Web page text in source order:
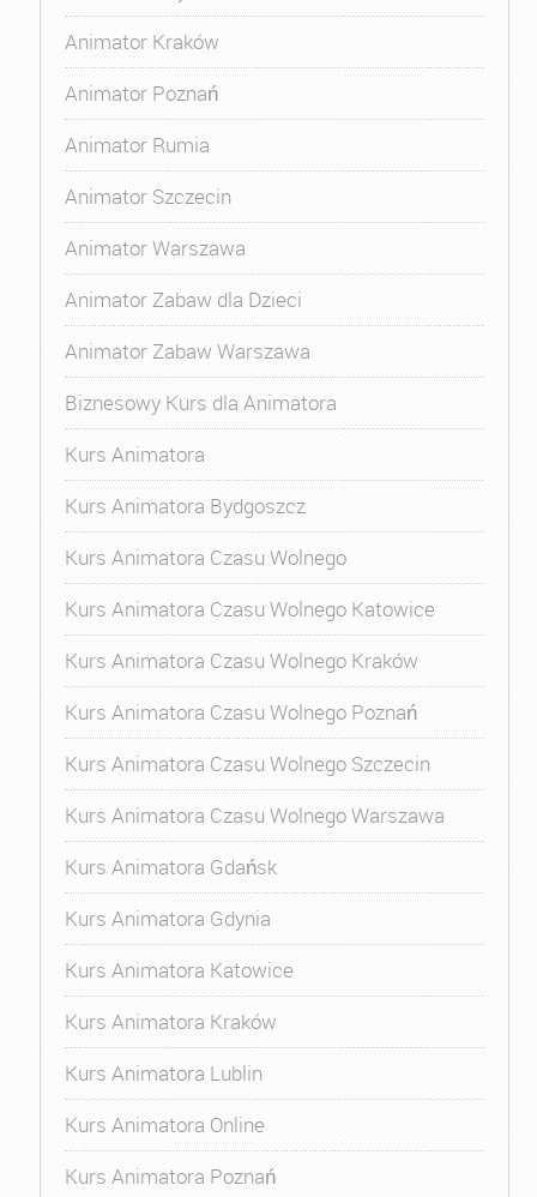
Animator Kraków
Animator Poznań
Animator Rumia
Animator Szczecin
Animator Warszawa
Animator Zabaw dla Dzieci
Animator Zabaw Warszawa
Biznesowy Kurs dla Animatora
Kurs Animatora
Kurs Animatora Bydgoszcz
Kurs Animatora Czasu Wolnego
Kurs Animatora Czasu Wolnego Katowice
Kurs Animatora Czasu Wolnego Kraków
Kurs Animatora Czasu Wolnego Poznań
Kurs Animatora Czasu Wolnego Szczecin
Kurs Animatora Czasu Wolnego Warszawa
Kurs Animatora Gdańsk
Kurs Animatora Gdynia
Kurs Animatora Katowice
Kurs Animatora Kraków
Kurs Animatora Lublin
Kurs Animatora Online
Kurs Animatora Poznań